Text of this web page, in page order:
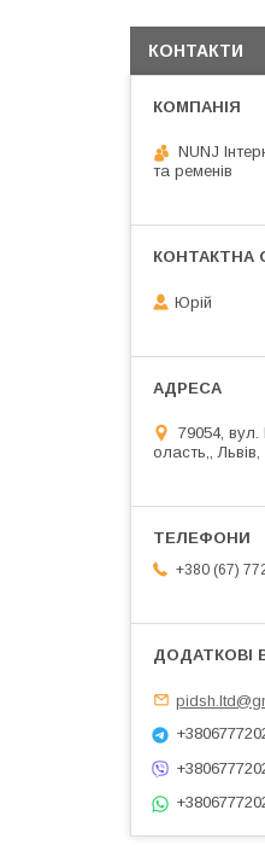
КОНТАКТИ
NUNJ
та ременів
Юрій
79054, вул.
оласть,, Львів,
+380 (67)